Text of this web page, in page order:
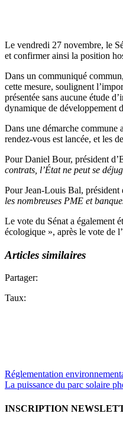
Le vendredi 27 novembre, le
et confirmer ainsi la position
Dans un communiqué
cette mesure, soulignent
présentée sans aucune étude
dynamique de développement
Dans une démarche commune
rendez-vous est lancée, et les
Pour Daniel Bour, président
contrats, l’État ne peut se
Pour Jean-Louis Bal, président
les nombreuses PME et
Le vote du Sénat a également
écologique », après le vote de
Articles similaires
Partager:
Taux:
Réglementation
La puissance du parc solaire
INSCRIPTION